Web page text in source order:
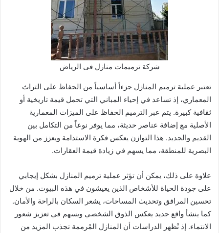
شركة ترميمات منازل فى الرياض
تعتبر عملية ترميم المنازل جزءاً أساسياً من الحفاظ على التراث
المعماري، إذ تساعد في إحياء المباني التي تحمل قيمة تاريخية أو
ثقافية كبيرة. يتم عبر الترميم الحفاظ على الميزات المعمارية
الأصلية مع إضافة عناصر حديثة، مما يوفر نوعاً من التكامل بين
القديم والجديد. هذا التوازن يعكس فكرة الاستدامة ويعزز من الهوية
البصرية للمنطقة، مما يسهم في زيادة قيمة العقارات.
علاوة على ذلك، يمكن أن تؤثر عملية ترميم المنازل بشكل إيجابي
على جودة الحياة للأشخاص الذين يعيشون في هذه البيوت. من خلال
تحسين المرافق وتحديث المساحات، يشعر السكان بالراحة والأمان.
كما ينشأ واقع جديد يعكس الذوق الشخصي ويسهم في تعزيز شعور
الانتماء. إذ تُظهر الدراسات أن المنازل المُرممة تجذب المزيد من